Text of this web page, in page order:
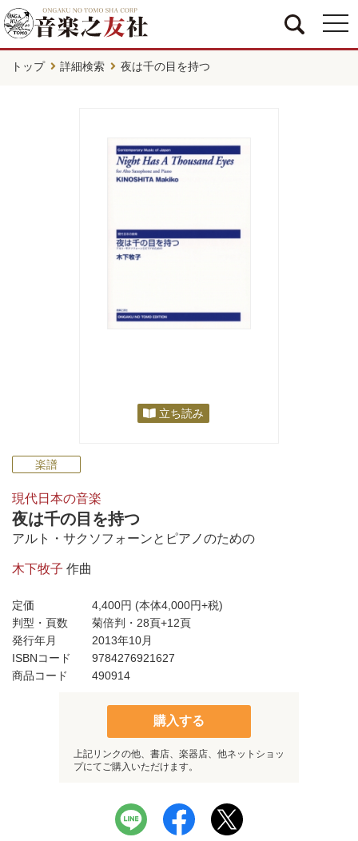
トップ 詳細検索 夜は千の目を持つ
立ち読み
楽譜
現代日本の音楽
夜は千の目を持つ
アルト・サクソフォーンとピアノのための
木下牧子 作曲
定価 4,400円 (本体4,000円+税)
判型・頁数
菊倍判・28頁+12頁
発行年月
2013年10月
ISBNコード
9784276921627
商品コード
490914
購入する
上記リンクの他、書店、楽器店、他ネットショッ
プにてご購入いただけます。